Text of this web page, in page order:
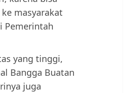
masyarakat
Pemerintah
yang tinggi,
Bangga Buatan
juga